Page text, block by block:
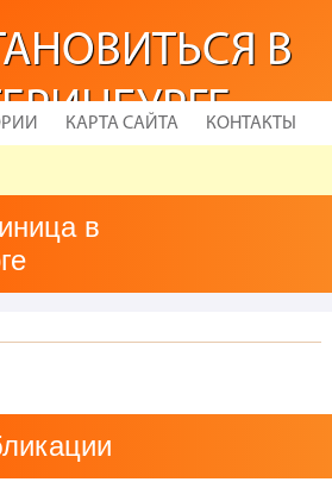
В
КАРТА САЙТА КОНТАКТЫ
в